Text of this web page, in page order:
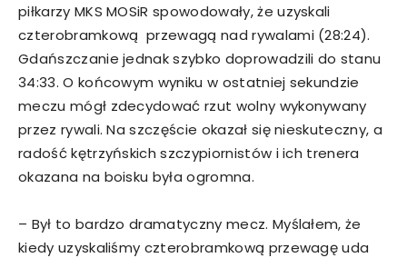
piłkarzy MKS MOSiR spowodowały, że uzyskali
czterobramkową przewagą nad rywalami (28:24).
Gdańszczanie jednak szybko doprowadzili do stanu
34:33. O końcowym wyniku w ostatniej sekundzie
meczu mógł zdecydować rzut wolny wykonywany
przez rywali. Na szczęście okazał się nieskuteczny, a
radość kętrzyńskich szczypiornistów i ich trenera
okazana na boisku była ogromna.
– Był to bardzo dramatyczny mecz. Myślałem, że
kiedy uzyskaliśmy czterobramkową przewagę uda